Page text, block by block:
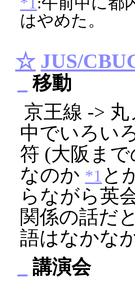
はやめた。
☆ JUS/
移動
京王線 ->
中でいろい
符 (大阪ま
なのか *1 と
らながら英
関係の話だ
語はなかな
講演会